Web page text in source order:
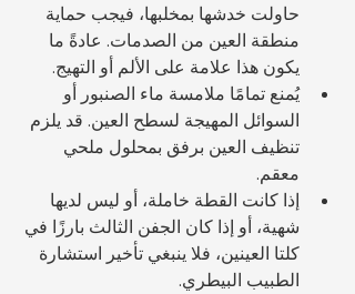
حاولت خدشها بمخلبها، فيجب حماية
منطقة العين من الصدمات. عادةً ما
يكون هذا علامة على الألم أو التهيج.
يُمنع تمامًا ملامسة ماء الصنبور أو
السوائل المهيجة لسطح العين. قد يلزم
تنظيف العين برفق بمحلول ملحي
معقم.
إذا كانت القطة خاملة، أو ليس لديها
شهية، أو إذا كان الجفن الثالث بارزًا في
كلتا العينين، فلا ينبغي تأخير استشارة
الطبيب البيطري.